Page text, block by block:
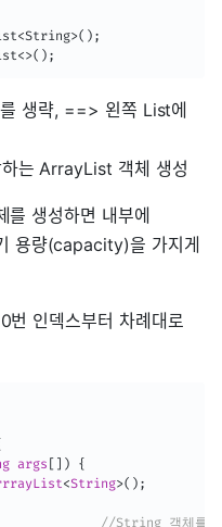
<String>( ) ;
<>( ) ;
생략, ==> 왼쪽 List에
는 ArrayList 객체 생성
생성하면 내부에
용량(capacity)을 가지게
인덱스부터 차례대로
args )
{
<String>( ) ;
//String 객체를